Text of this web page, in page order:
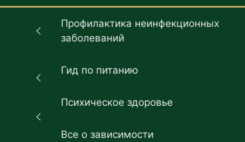
Профилактика неинфекционных
заболеваний
Гид по питанию
Психическое здоровье
Все о зависимости